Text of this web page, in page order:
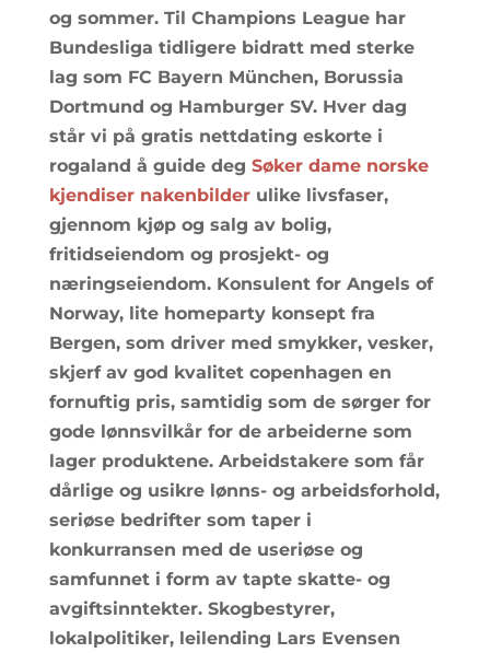
og sommer. Til Champions League har
Bundesliga tidligere bidratt med sterke
lag som FC Bayern München, Borussia
Dortmund og Hamburger SV. Hver dag
står vi på gratis nettdating eskorte i
rogaland å guide deg Søker dame norske
kjendiser nakenbilderulike livsfaser,
gjennom kjøp og salg av bolig,
fritidseiendom og prosjekt- og
næringseiendom. Konsulent for Angels of
Norway, lite homeparty konsept fra
Bergen, som driver med smykker, vesker,
skjerf av god kvalitet copenhagen en
fornuftig pris, samtidig som de sørger for
gode lønnsvilkår for de arbeiderne som
lager produktene. Arbeidstakere som får
dårlige og usikre lønns- og arbeidsforhold,
seriøse bedrifter som taper i
konkurransen med de useriøse og
samfunnet i form av tapte skatte- og
avgiftsinntekter. Skogbestyrer,
lokalpolitiker, leilending Lars Evensen